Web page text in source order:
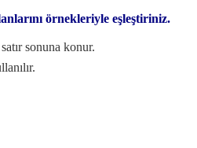
örnekleriyle eşleştiriniz.
sonuna konur.